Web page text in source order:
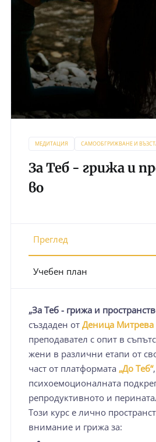
МЕДИТАЦИЯ САМООБГРИЖВАНЕ И
За Теб - грижа и
во
Преглед
Учебен план
„За Теб - грижа и
създаден от Деница Митрева
преподавател с опит в
жени в различни етапи от
част от платформата „До Tеб“
психоемоционалната
репродуктивното и
Този курс е лично
внимание и грижа за: